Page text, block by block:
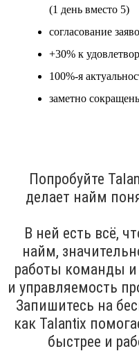
(1 день вместо 5)
согласование
+30% к
100%-я
заметно
Попробуйте
делает найм
В ней есть всё,
найм,
работы команды и
и управляемость
Запишитесь на
как Talantix
быстрее и